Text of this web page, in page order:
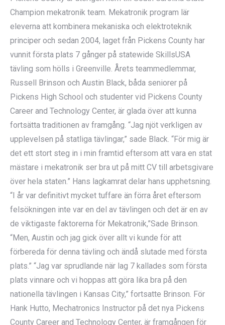
Champion mekatronik team. Mekatronik program lär
eleverna att kombinera mekaniska och elektroteknik
principer och sedan 2004, laget från Pickens County har
vunnit första plats 7 gånger på statewide SkillsUSA
tävling som hölls i Greenville. Årets teammedlemmar,
Russell Brinson och Austin Black, båda seniorer på
Pickens High School och studenter vid Pickens County
Career and Technology Center, är glada över att kunna
fortsätta traditionen av framgång. “Jag njöt verkligen av
upplevelsen på statliga tävlingar,” sade Black. “För mig är
det ett stort steg in i min framtid eftersom att vara en stat
mästare i mekatronik ser bra ut på mitt CV till arbetsgivare
över hela staten.” Hans lagkamrat delar hans upphetsning.
“I år var definitivt mycket tuffare än förra året eftersom
felsökningen inte var en del av tävlingen och det är en av
de viktigaste faktorerna för Mekatronik,”Sade Brinson.
“Men, Austin och jag gick över allt vi kunde för att
förbereda för denna tävling och ändå slutade med första
plats.” “Jag var sprudlande när lag 7 kallades som första
plats vinnare och vi hoppas att göra lika bra på den
nationella tävlingen i Kansas City,” fortsatte Brinson. För
Hank Hutto, Mechatronics Instructor på det nya Pickens
County Career and Technology Center, är framgången för